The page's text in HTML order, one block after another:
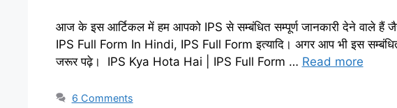
आज के इस आर्टिकल में हम आपको IPS से सम्बंधित सम्पूर्ण जानकारी देने वाले
IPS Full Form In Hindi, IPS Full Form इत्यादि। अगर आप भी इस
जरूर पढ़े। IPS Kya Hota Hai | IPS Full Form … Read more
6 Comments